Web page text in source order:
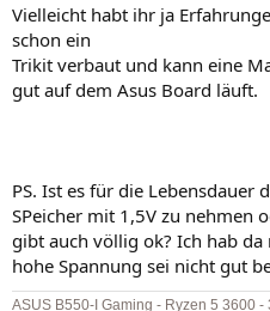
Vielleicht habt ihr ja
schon ein
Trikit verbaut und kann eine
gut auf dem Asus Board läuft.
PS. Ist es für die Lebensdauer
SPeicher mit 1,5V zu nehmen
gibt auch völlig ok? Ich hab
hohe Spannung sei nicht gut
ASUS B550-I Gaming - Ryzen 5 3600